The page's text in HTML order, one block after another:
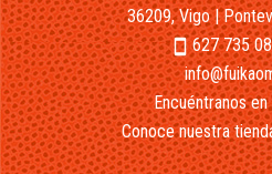
36209, Vigo |
smartphone627 735
Encuéntranos
Conoce nuestra